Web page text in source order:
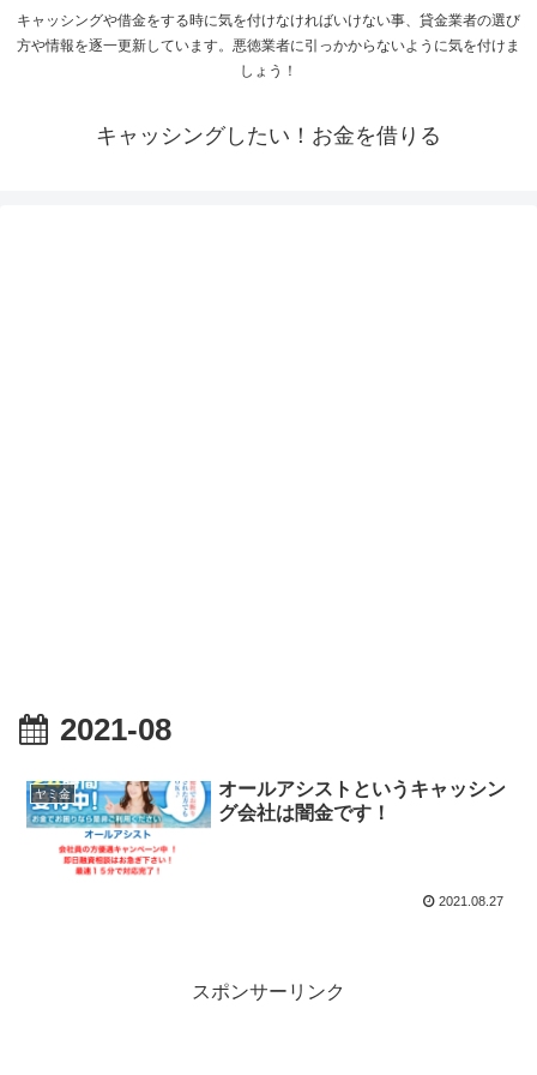
キャッシングや借金をする時に気を付けなければいけない事、貸金業者の選び
方や情報を逐一更新しています。悪徳業者に引っかからないように気を付けま
しょう！
キャッシングしたい！お金を借りる
2021-08
ヤミ金
オールアシストというキャッシン
グ会社は闇金です！
2021.08.27
スポンサーリンク